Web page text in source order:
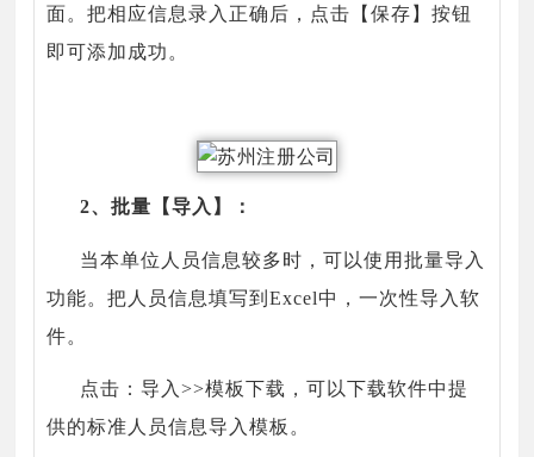
面。把相应信息录入正确后，点击【保存】按钮
即可添加成功。
2、批量【导入】：
当本单位人员信息较多时，可以使用批量导入
功能。把人员信息填写到Excel中，一次性导入软
件。
点击：导入>>模板下载，可以下载软件中提
供的标准人员信息导入模板。